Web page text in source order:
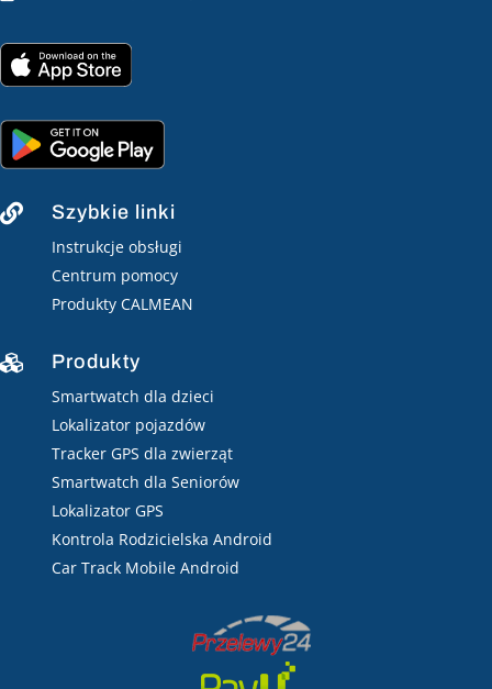
 Szybkie linki
Instrukcje obsługi
Centrum pomocy
Produkty CALMEAN
 Produkty
Smartwatch dla dzieci
Lokalizator pojazdów
Tracker GPS dla zwierząt
Smartwatch dla Seniorów
Lokalizator GPS
Kontrola Rodzicielska Android
Car Track Mobile Android